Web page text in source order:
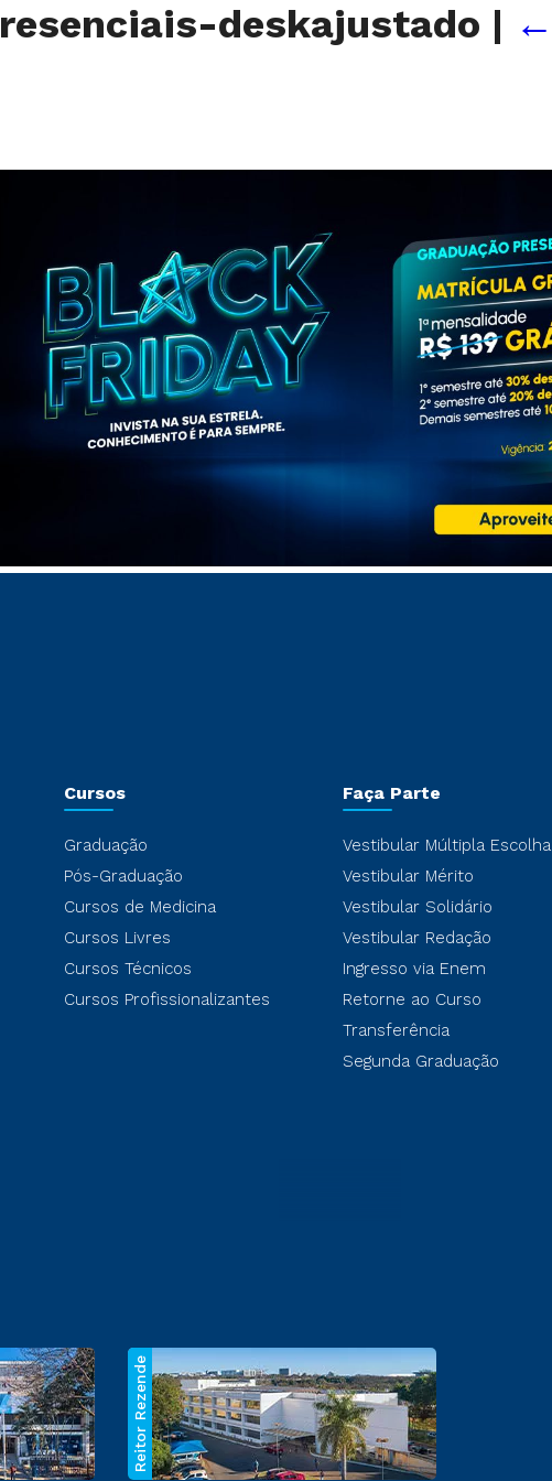
deskajustado | ←
Cursos
Graduação
Pós-Graduação
Cursos de Medicina
Cursos Livres
Cursos Técnicos
Cursos Profissionalizantes
Faça Parte
Vestibular Múltipla Escolha
Vestibular Mérito
Vestibular Solidário
Vestibular Redação
Ingresso via Enem
Retorne ao Curso
Transferência
Segunda Graduação
Reitor Rezende